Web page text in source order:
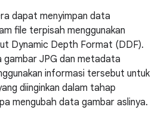
dapat menyimpan data
file terpisah menggunakan
Dynamic Depth Format (DDF).
gambar JPG dan metadata
informasi tersebut untuk
diinginkan dalam tahap
mengubah data gambar aslinya.